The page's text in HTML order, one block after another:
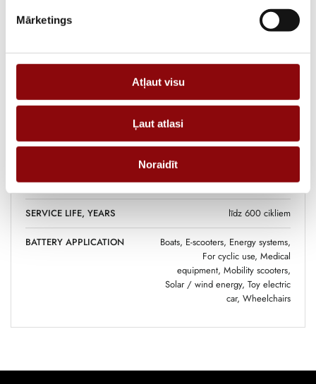
Mārketings
Atļaut visu
Ļaut atlasi
Noraidīt
DIMENSIONS 19.7x16.5x17 cm
MANUFACTURER YUASA
CAPACITY, AH 38
SERVICE LIFE, YEARS līdz 600 cikliem
BATTERY APPLICATION
Boats, E-scooters, Energy systems,
For cyclic use, Medical
equipment, Mobility scooters,
Solar / wind energy, Toy electric
car, Wheelchairs